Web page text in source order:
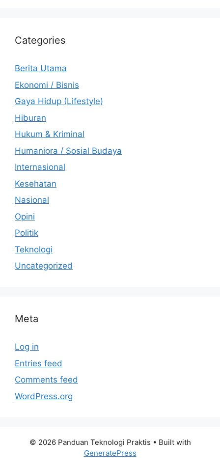
Categories
Berita Utama
Ekonomi / Bisnis
Gaya Hidup (Lifestyle)
Hiburan
Hukum & Kriminal
Humaniora / Sosial Budaya
Internasional
Kesehatan
Nasional
Opini
Politik
Teknologi
Uncategorized
Meta
Log in
Entries feed
Comments feed
WordPress.org
© 2026 Panduan Teknologi Praktis • Built with
GeneratePress